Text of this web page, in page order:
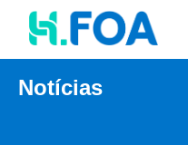
Notícias